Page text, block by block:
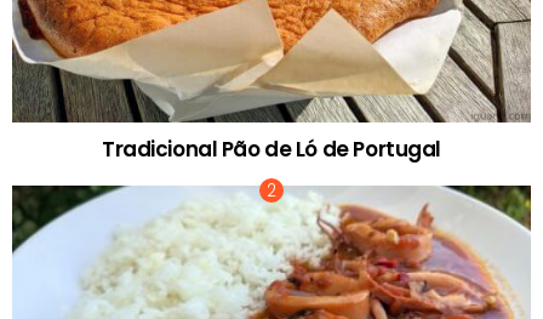
Tradicional Pão de Ló de Portugal